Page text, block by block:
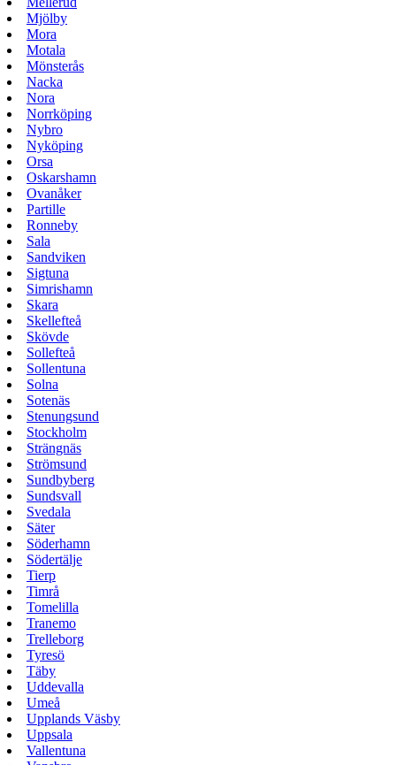
Mjölby
Mora
Motala
Mönsterås
Nacka
Nora
Norrköping
Nybro
Nyköping
Orsa
Oskarshamn
Ovanåker
Partille
Ronneby
Sala
Sandviken
Sigtuna
Simrishamn
Skara
Skellefteå
Skövde
Sollefteå
Sollentuna
Solna
Sotenäs
Stenungsund
Stockholm
Strängnäs
Strömsund
Sundbyberg
Sundsvall
Svedala
Säter
Söderhamn
Södertälje
Tierp
Timrå
Tomelilla
Tranemo
Trelleborg
Tyresö
Täby
Uddevalla
Umeå
Upplands Väsby
Uppsala
Vallentuna